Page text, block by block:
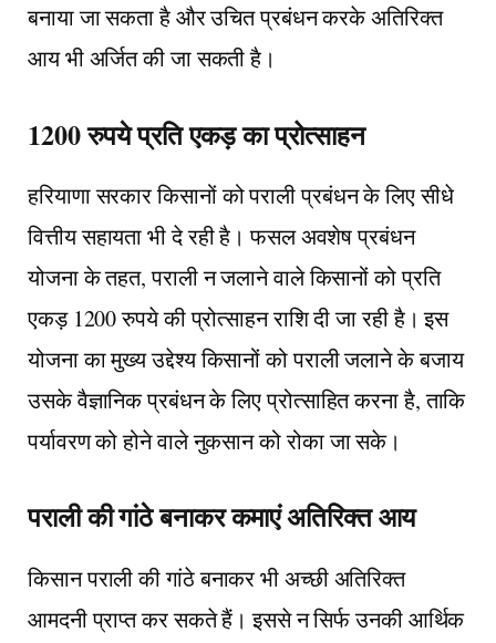
बनाया जा सकता है और उचित प्रबंधन करके अतिरिक्त
आय भी अर्जित की जा सकती है।
1200 रुपये प्रति एकड़ का प्रोत्साहन
हरियाणा सरकार किसानों को पराली प्रबंधन के लिए सीधे
वित्तीय सहायता भी दे रही है। फसल अवशेष प्रबंधन
योजना के तहत, पराली न जलाने वाले किसानों को प्रति
एकड़ 1200 रुपये की प्रोत्साहन राशि दी जा रही है। इस
योजना का मुख्य उद्देश्य किसानों को पराली जलाने के बजाय
उसके वैज्ञानिक प्रबंधन के लिए प्रोत्साहित करना है, ताकि
पर्यावरण को होने वाले नुकसान को रोका जा सके।
पराली की गांठे बनाकर कमाएं अतिरिक्त आय
किसान पराली की गांठे बनाकर भी अच्छी अतिरिक्त
आमदनी प्राप्त कर सकते हैं। इससे न सिर्फ उनकी आर्थिक